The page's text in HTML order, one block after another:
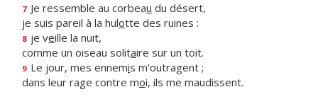
7 Je ressemble au corbeau du désert,
je suis pareil à la hulotte des ruines :
8 je veille la nuit,
comme un oiseau solitaire sur un toit.
9 Le jour, mes ennemis m'outragent ;
dans leur rage contre moi, ils me maudissent.